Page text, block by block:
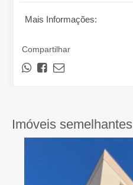
Mais Informações:
Compartilhar
Imóveis semelhantes